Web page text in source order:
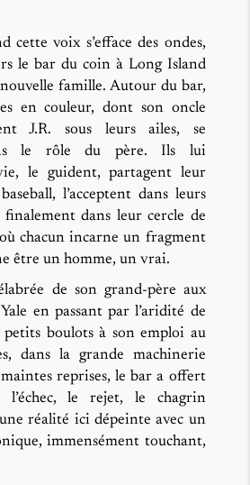
cette voix s’efface des ondes,
le bar du coin à Long Island
famille. Autour du bar,
en couleur, dont son oncle
J.R. sous leurs ailes, se
le rôle du père. Ils lui
le guident, partagent leur
l’acceptent dans leurs
dans leur cercle de
chacun incarne un fragment
être un homme, un vrai.
de son grand-père aux
en passant par l’aridité de
petits boulots à son emploi au
dans la grande machinerie
reprises, le bar a offert
le rejet, le chagrin
réalité ici dépeinte avec un
immensément touchant,